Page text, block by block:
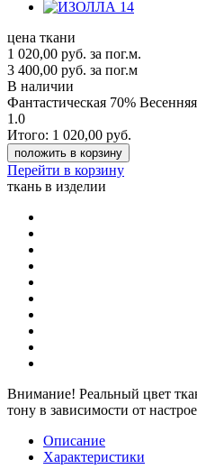
цена ткани
1 020,00 руб. за пог.м.
3 400,00 руб. за пог.м
В наличии
Фантастическая 70%
1.0
Итого: 1 020,00 руб.
положить в корзину
Перейти в корзину
ткань в изделии
Внимание! Реальный цвет
тону в зависимости от
Описание
Характеристики